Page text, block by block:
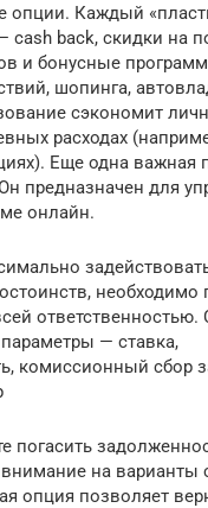
опции. Каждый
back, скидки на
и бонусные
шопинга,
сэкономит
расходах
Еще одна важная
предназначен для
онлайн.
необходимо
ответственностью.
— ставка,
комиссионный сбор
погасить
внимание на варианты
опция позволяет